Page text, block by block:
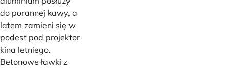
do porannej kawy, a
latem zamieni się w
podest pod projektor
kina letniego.
Betonowe ławki z